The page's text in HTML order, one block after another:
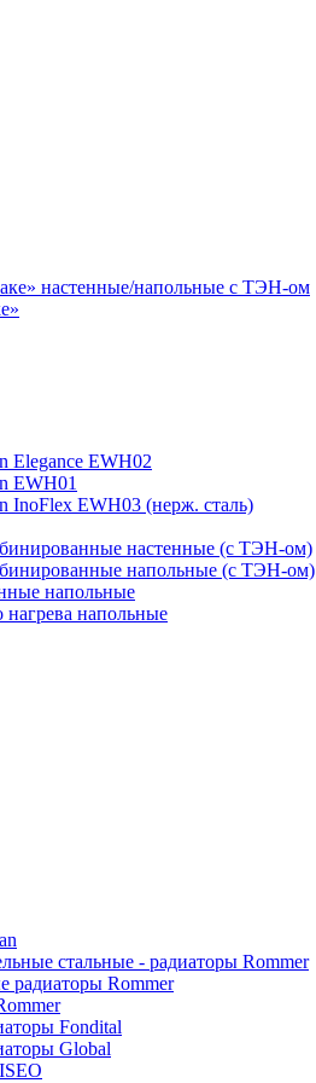
настенные/напольные c ТЭН-ом
Elegance EWH02
EWH01
InoFlex EWH03 (нерж. сталь)
настенные (с ТЭН-ом)
напольные (с ТЭН-ом)
напольные
напольные
стальные - радиаторы Rommer
радиаторы Rommer
Fondital
Global